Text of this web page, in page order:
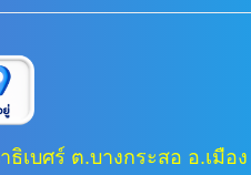
บศร์ ต.บางกระสอ อ.เมือ